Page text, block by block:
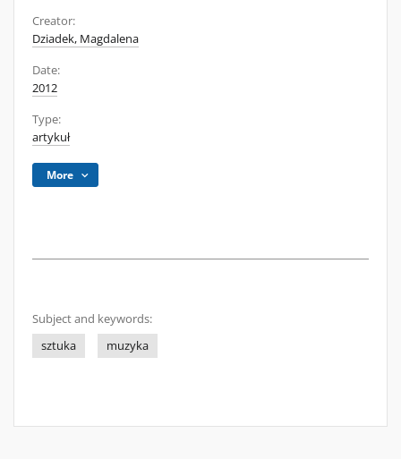
Creator:
Dziadek, Magdalena
Date:
2012
Type:
artykuł
More
Subject and keywords:
sztuka
muzyka